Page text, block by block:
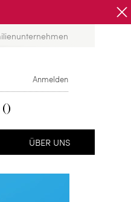
Anmelden
ÜBER UNS